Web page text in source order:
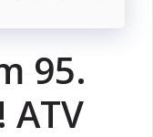
95.
ATV